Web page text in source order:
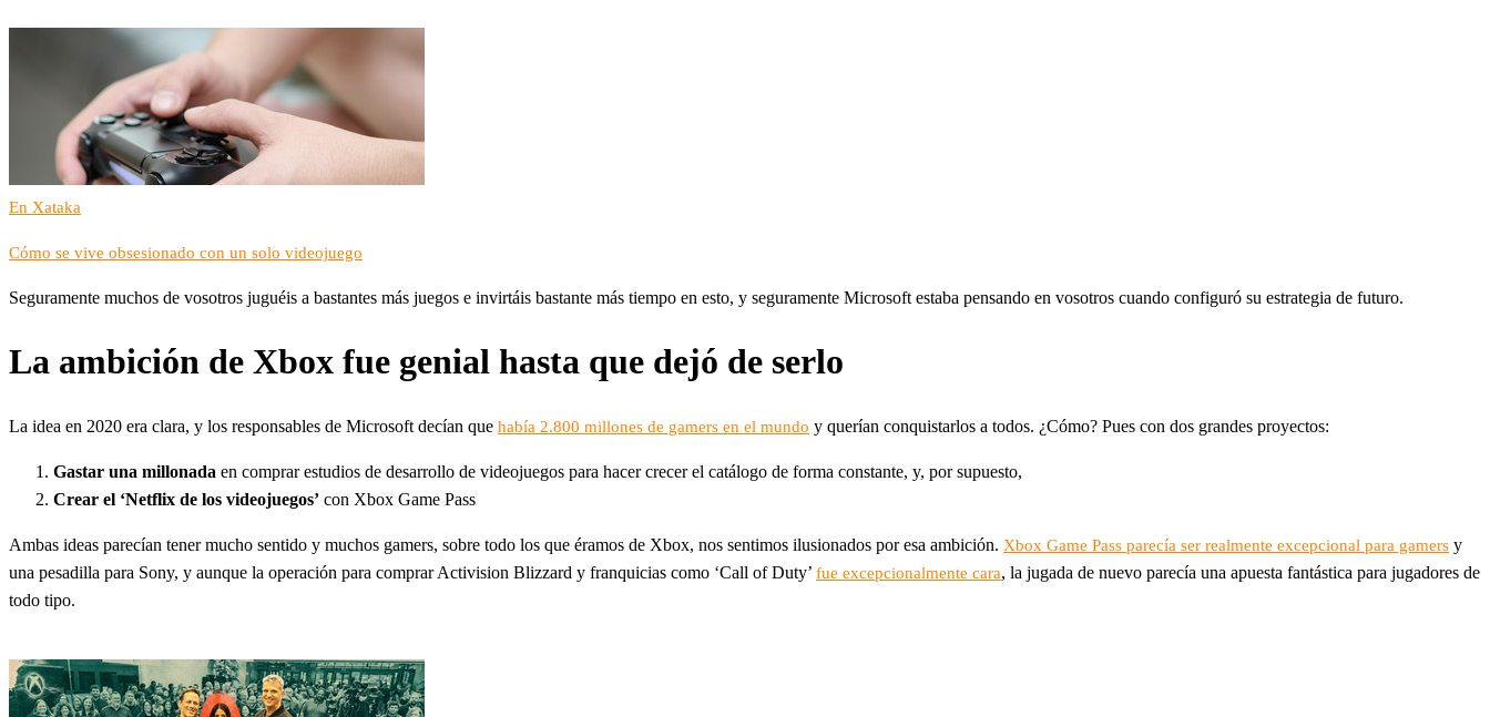
En Xataka
Cómo se vive obsesionado con un solo videojuego
Seguramente muchos de vosotros juguéis a bastantes más juegos e invirtáis bastante más tiempo en esto, y seguramente Microsoft estaba pensando en vosotros cuando configuró su estrategia de futuro.
La ambición de Xbox fue genial hasta que dejó de serlo
La idea en 2020 era clara, y los responsables de Microsoft decían que había 2.800 millones de gamers en el mundo y querían conquistarlos a todos. ¿Cómo? Pues con dos grandes proyectos:
Gastar una millonada en comprar estudios de desarrollo de videojuegos para hacer crecer el catálogo de forma constante, y, por supuesto,
Crear el ‘Netflix de los videojuegos’ con Xbox Game Pass
Ambas ideas parecían tener mucho sentido y muchos gamers, sobre todo los que éramos de Xbox, nos sentimos ilusionados por esa ambición. Xbox Game Pass parecía ser realmente excepcional para gamers y
una pesadilla para Sony, y aunque la operación para comprar Activision Blizzard y franquicias como ‘Call of Duty’ fue excepcionalmente cara, la jugada de nuevo parecía una apuesta fantástica para jugadores de
todo tipo.